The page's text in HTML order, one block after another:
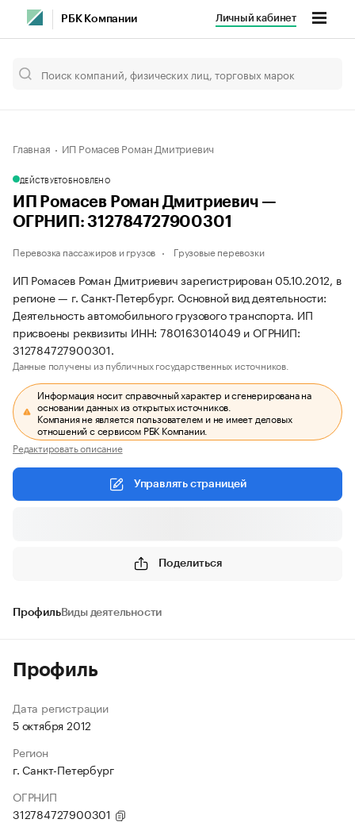
РБК Компании Личный кабинет
Главная ИП Ромасев Роман Дмитриевич
ДЕЙСТВУЕТОБНОВЛЕНО
ИП Ромасев Роман Дмитриевич —
ОГРНИП: 312784727900301
Перевозка пассажиров и грузов Грузовые перевозки
ИП Ромасев Роман Дмитриевич зарегистрирован 05.10.2012, в
регионе — г. Санкт-Петербург. Основной вид деятельности:
Деятельность автомобильного грузового транспорта. ИП
присвоены реквизиты ИНН: 780163014049 и ОГРНИП:
312784727900301.
Данные получены из публичных государственных источников.
Информация носит справочный характер и сгенерирована на
основании данных из открытых источников.
Компания не является пользователем и не имеет деловых
отношений с сервисом РБК Компании.
Редактировать описание
Управлять страницей
Поделиться
ПрофильВиды деятельности
Профиль
Дата регистрации
5 октября 2012
Регион
г. Санкт-Петербург
ОГРНИП
312784727900301